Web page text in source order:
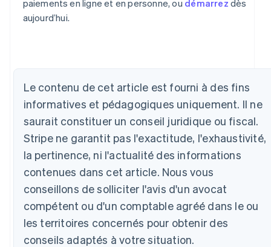
paiements en ligne et en personne, ou démarrez dès
aujourd’hui.
Le contenu de cet article est fourni à des fins
informatives et pédagogiques uniquement. Il ne
saurait constituer un conseil juridique ou fiscal.
Stripe ne garantit pas l'exactitude, l'exhaustivité,
la pertinence, ni l'actualité des informations
contenues dans cet article. Nous vous
conseillons de solliciter l'avis d'un avocat
compétent ou d'un comptable agréé dans le ou
les territoires concernés pour obtenir des
conseils adaptés à votre situation.
Allemagne
Deutsch English
Australie
English
Autriche
Belgique
NederlandsFrançaisDeutschEnglish
Brésil
Português English
Bulgarie
English
Canada
English Français
Chine continentale